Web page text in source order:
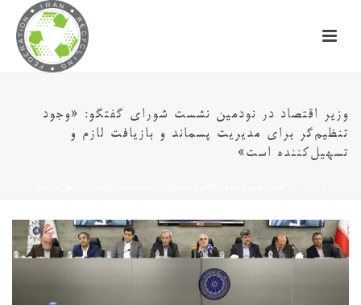
وزیر اقتصاد در نودمین نشست شورای گفتگو: «وجود
تنظیم‌گر برای مدیریت پسماند و بازیافت لازم و
تسهیل‌کننده است»